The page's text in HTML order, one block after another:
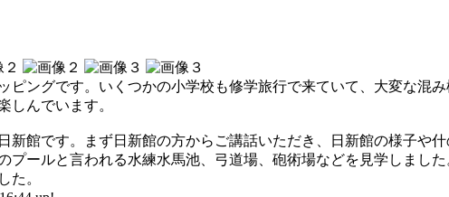
ピングです。いくつかの小学校も修学旅行で来ていて、大変な混
しんでいます。
新館です。まず日新館の方からご講話いただき、日新館の様子や
プールと言われる水練水馬池、弓道場、砲術場などを見学しま
た。